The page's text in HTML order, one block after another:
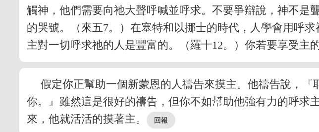
觸神，他們需要向祂大聲呼喊並呼求。不要爭辯說，神不是
的哭號。（來五7。）在塞特和以挪士的時代，人學會用呼
主對一切呼求祂的人是豐富的。（羅十12。）你若要享受主
假定你正幫助一個新蒙恩的人禱告來摸主。他禱告說，
你。』雖然這是很好的禱告，但你不如幫助他強有力的呼求
來，他就活活的摸著主。